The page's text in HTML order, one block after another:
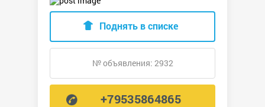
Поднять в списке
№ объявления: 2932
+79535864865